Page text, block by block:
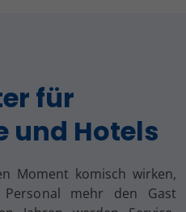
für
und Hotels
Moment komisch wirken,
mehr den Gast